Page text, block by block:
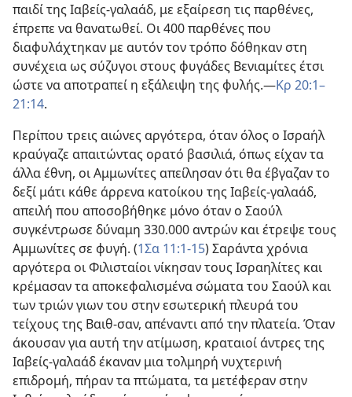
παιδί της Ιαβείς-γαλαάδ, με εξαίρεση τις παρθένες,
έπρεπε να θανατωθεί. Οι 400 παρθένες που
διαφυλάχτηκαν με αυτόν τον τρόπο δόθηκαν στη
συνέχεια ως σύζυγοι στους φυγάδες Βενιαμίτες έτσι
ώστε να αποτραπεί η εξάλειψη της φυλής.—Κρ 20:1–
21:14.
Περίπου τρεις αιώνες αργότερα, όταν όλος ο Ισραήλ
κραύγαζε απαιτώντας ορατό βασιλιά, όπως είχαν τα
άλλα έθνη, οι Αμμωνίτες απείλησαν ότι θα έβγαζαν το
δεξί μάτι κάθε άρρενα κατοίκου της Ιαβείς-γαλαάδ,
απειλή που αποσοβήθηκε μόνο όταν ο Σαούλ
συγκέντρωσε δύναμη 330.000 αντρών και έτρεψε τους
Αμμωνίτες σε φυγή. (1Σα 11:1-15) Σαράντα χρόνια
αργότερα οι Φιλισταίοι νίκησαν τους Ισραηλίτες και
κρέμασαν τα αποκεφαλισμένα σώματα του Σαούλ και
των τριών γιων του στην εσωτερική πλευρά του
τείχους της Βαιθ-σαν, απέναντι από την πλατεία. Όταν
άκουσαν για αυτή την ατίμωση, κραταιοί άντρες της
Ιαβείς-γαλαάδ έκαναν μια τολμηρή νυχτερινή
επιδρομή, πήραν τα πτώματα, τα μετέφεραν στην